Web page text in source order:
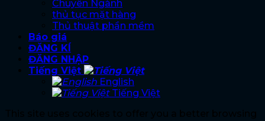
Chuyên Ngành
thủ tục mặt hàng
Thủ thuật phần mềm
Báo giá
ĐĂNG KÍ
ĐĂNG NHẬP
Tiếng Việt
English
Tiếng Việt